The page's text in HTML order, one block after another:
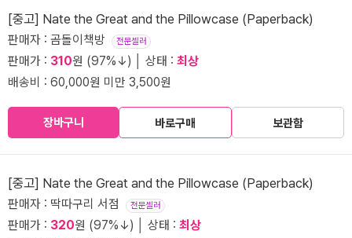
[중고] Nate the Great and the Pillowcase (Paperback)
판매자 : 곰돌이책방 전문셀러
판매가 : 310원 (97%↓) │ 상태 : 최상
배송비 : 60,000원 미만 3,500원
장바구니 바로구매 보관함
[중고] Nate the Great and the Pillowcase (Paperback)
판매자 : 딱따구리 서점 전문셀러
판매가 : 320원 (97%↓) │ 상태 : 최상